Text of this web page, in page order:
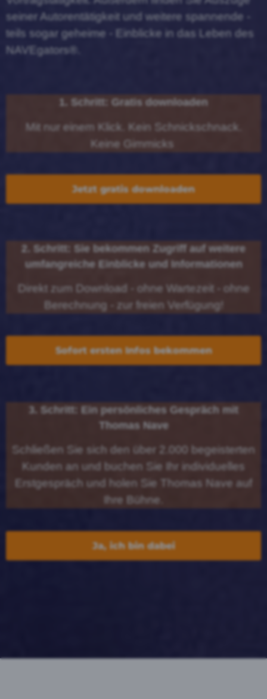
seiner Autorentätigkeit und weitere spannende -
teils sogar geheime - Einblicke in das Leben des
NAVEgators®.
1. Schritt: Gratis downloaden
Mit nur einem Klick. Kein Schnickschnack.
Keine Gimmicks
Jetzt gratis downloaden
2. Schritt: Sie bekommen Zugriff auf weitere
umfangreiche Einblicke und Informationen
Direkt zum Download - ohne Wartezeit - ohne
Berechnung - zur freien Verfügung!
Sofort ersten Infos bekommen
3. Schritt: Ein persönliches Gespräch mit
Thomas Nave
Schließen Sie sich den über 2.000 begeisterten
Kunden an und buchen Sie Ihr individuelles
Erstgespräch und holen Sie Thomas Nave auf
Ihre Bühne.
Ja, ich bin dabei